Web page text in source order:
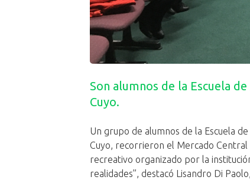
Son alumnos de la Escuela
Cuyo.
Un grupo de alumnos de la Escuela
Cuyo, recorrieron el Mercado
recreativo organizado por la
realidades”, destacó Lisandro Di